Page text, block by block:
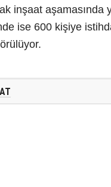
inşaat aşamasında
ise 600 kişiye